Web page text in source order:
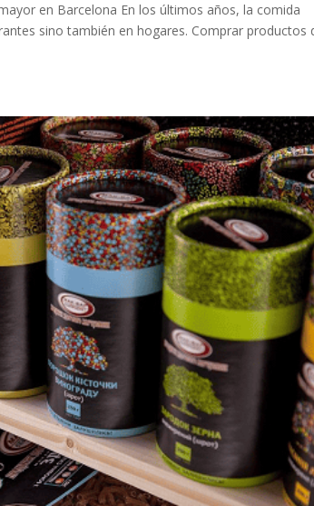
en Barcelona En los últimos años, la comida
sino también en hogares. Comprar productos